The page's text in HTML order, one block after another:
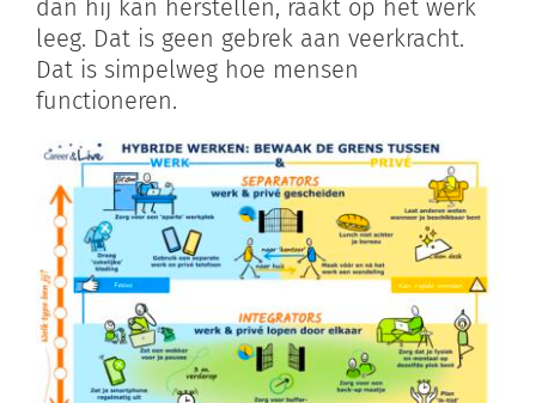
dan hij kan herstellen, raakt op het werk
leeg. Dat is geen gebrek aan veerkracht.
Dat is simpelweg hoe mensen
functioneren.